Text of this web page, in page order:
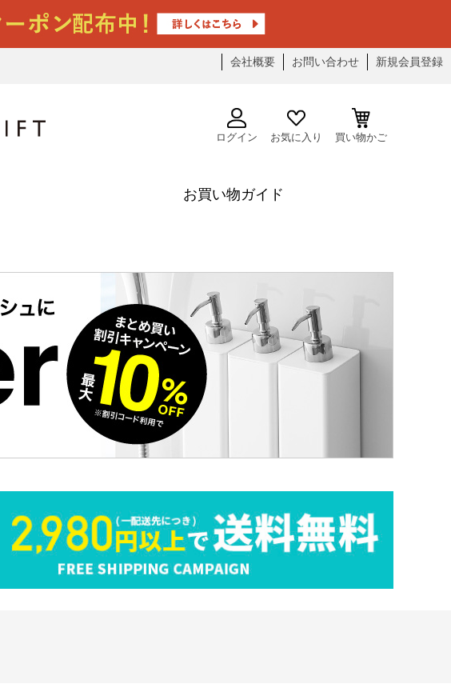
会社概要 お問い合わせ 新規会員登録
ログイン お気に入り 買い物かご
お買い物ガイド